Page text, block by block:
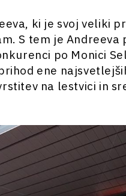
ki je svoj veliki
S tem je Andreeva
po Monici
ene
na lestvici in